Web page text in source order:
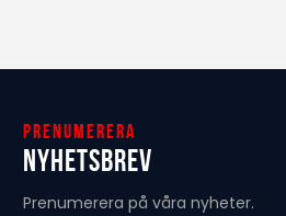
Prenumerera
Nyhetsbrev
Prenumerera på våra nyheter.